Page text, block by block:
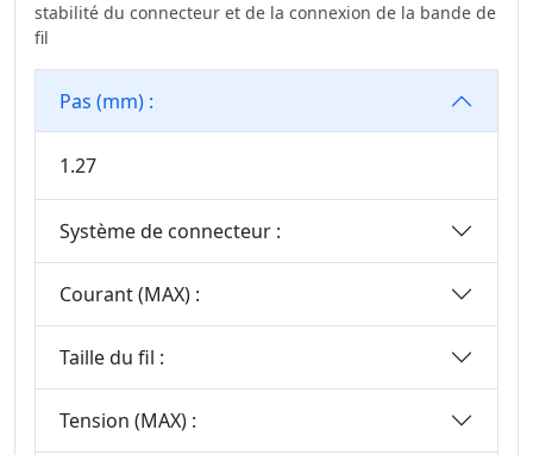
stabilité du connecteur et de la connexion de la bande de
fil
Pas (mm) :
1.27
Système de connecteur :
Courant (MAX) :
Taille du fil :
Tension (MAX) :